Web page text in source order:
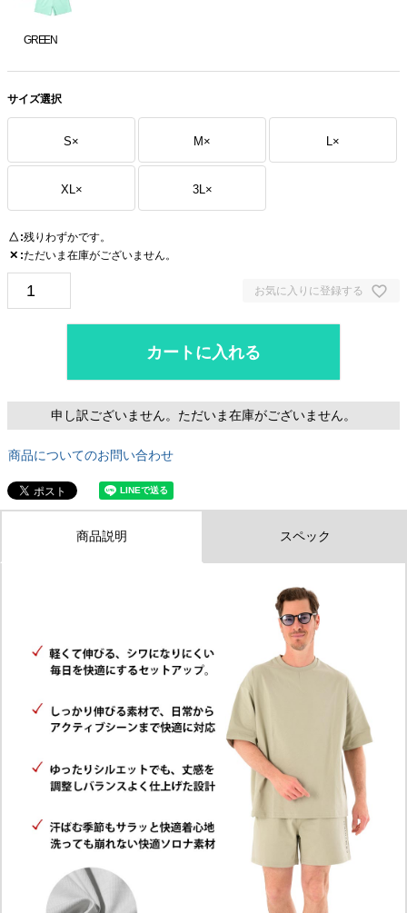
GREEN
サイズ選択
S× M × ×
XL × 3L ×
△ 残りわずかです。
✕ ただいま在庫がございません。
お気に入りに登録する
カートに入れる
申し訳ございません。ただいま在庫がございません。
商品についてのお問い合わせ
商品説明 スペック